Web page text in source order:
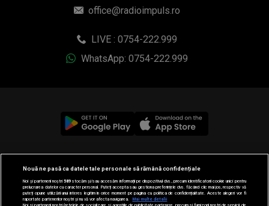
office@radioimpuls.ro
LIVE : 0754-222.999
WhatsApp: 0754-222.999
© 2019-2026 DOGAN MEDIA INTERNATIONAL SA, Toate
drepturile rezervate.
Nouă ne pasă ca datele tale personale să rămână confidențiale
Noi și partenerii noștri589stocăm și/sau accesăm informații pe dispozitivul dvs., precum identificatorii cookie unici pentru
prelucrarea datelor cu caracter personal. Puteți accepta sau gestiona preferințele dvs. făcând clic mai jos, respectiv vă
puteți opune utilizării unui interes legitim în orice moment pe pagina cu politica de confidențialitate. Aceste alegeri vor fi
raportate partenerilor noștri și nu vă vor afecta navigarea.
Mai multe detalii
Noi si partenerii nostri (retelele de socializare si agentiile de publicitate partenere, precum si furnizorii nostri de servicii de